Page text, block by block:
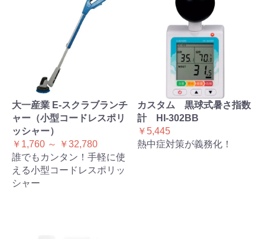
大一産業 E-スクラブランチ
ャー（小型コードレスポリ
ッシャー）
￥1,760 ～ ￥32,780
誰でもカンタン！手軽に使
える小型コードレスポリッ
シャー
カスタム 黒球式暑さ指数
計 HI-302BB
￥5,445
熱中症対策が義務化！